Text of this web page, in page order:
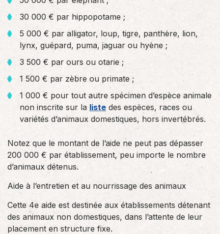
30 000 € par hippopotame ;
5 000 € par alligator, loup, tigre, panthère, lion,
lynx, guépard, puma, jaguar ou hyène ;
3 500 € par ours ou otarie ;
1 500 € par zèbre ou primate ;
1 000 € pour tout autre spécimen d’espèce animale
non inscrite sur la liste des espèces, races ou
variétés d’animaux domestiques, hors invertébrés.
Notez que le montant de l’aide ne peut pas dépasser
200 000 € par établissement, peu importe le nombre
d’animaux détenus.
Aide à l’entretien et au nourrissage des animaux
Cette 4e aide est destinée aux établissements détenant
des animaux non domestiques, dans l’attente de leur
placement en structure fixe.